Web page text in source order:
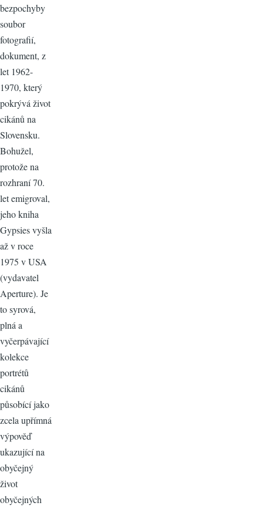
bezpochyby
soubor
fotografií,
dokument, z
let 1962-
1970, který
pokrývá život
cikánů na
Slovensku.
Bohužel,
protože na
rozhraní 70.
let emigroval,
jeho kniha
Gypsies vyšla
až v roce
1975 v USA
(vydavatel
Aperture). Je
to syrová,
plná a
vyčerpávající
kolekce
portrétů
cikánů
působící jako
zcela upřímná
výpověď
ukazující na
obyčejný
život
obyčejných